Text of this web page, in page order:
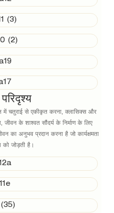
में चतुराई से एकीकृत करना, क्लासिक्स और
जीवन के शाश्वत सौंदर्य के निर्माण के लिए
का अनुभव प्रदान करना है जो कार्यक्षमता
को जोड़ती है।